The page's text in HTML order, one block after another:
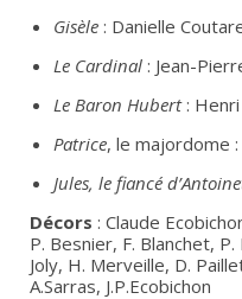
Gisèle : Danielle
Le Cardinal : Jean-
Le Baron Hubert:
Patrice, le majordome :
Jules, le fiancé
Décors : Claude
P. Besnier, F. Blanchet,
Joly, H. Merveille, D.
A.Sarras, J.P.Ecobichon